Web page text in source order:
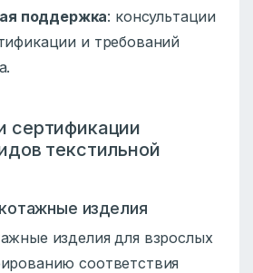
поддержка: консультации
и требований
сертификации
текстильной
изделия
изделия для взрослых
соответствия